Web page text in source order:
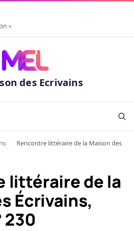
»
des Ecrivains
›
Rencontre littéraire de la Maison des
littéraire de la
Écrivains,
230